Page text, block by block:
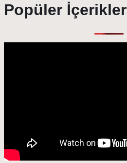
Popüler İçerikler